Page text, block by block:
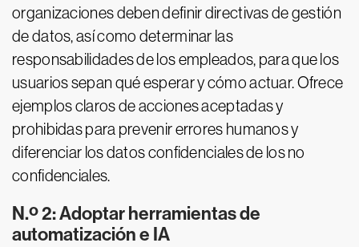
organizaciones deben definir directivas de gestión
de datos, así como determinar las
responsabilidades de los empleados, para que los
usuarios sepan qué esperar y cómo actuar. Ofrece
ejemplos claros de acciones aceptadas y
prohibidas para prevenir errores humanos y
diferenciar los datos confidenciales de los no
confidenciales.
N.º 2: Adoptar herramientas de
automatización e IA